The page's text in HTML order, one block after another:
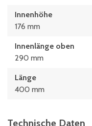
Innenhöhe
176 mm
Innenlänge oben
290 mm
Länge
400 mm
Technische Daten